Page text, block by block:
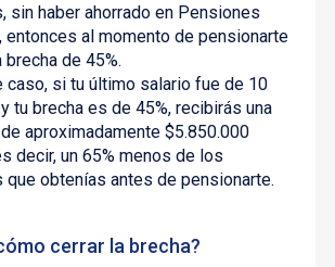
sin haber ahorrado en Pensiones
entonces al momento de pensionarte
brecha de 45%.
caso, si tu último salario fue de 10
tu brecha es de 45%, recibirás una
aproximadamente $5.850.000
decir, un 65% menos de los
que obtenías antes de pensionarte.
cerrar la brecha?